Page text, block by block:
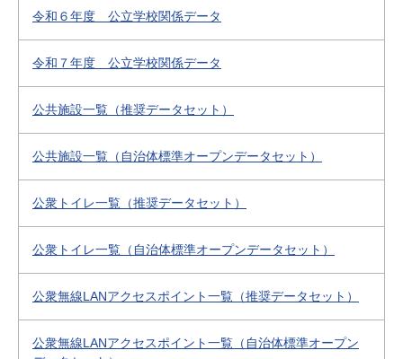
令和６年度 公立学校関係データ
令和７年度 公立学校関係データ
公共施設一覧（推奨データセット）
公共施設一覧（自治体標準オープンデータセット）
公衆トイレ一覧（推奨データセット）
公衆トイレ一覧（自治体標準オープンデータセット）
公衆無線LANアクセスポイント一覧（推奨データセット）
公衆無線LANアクセスポイント一覧（自治体標準オープン